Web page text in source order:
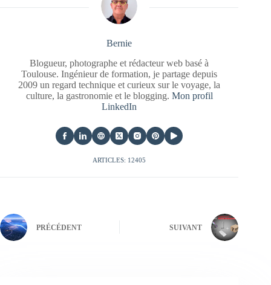
Bernie
Blogueur, photographe et rédacteur web basé à
Toulouse. Ingénieur de formation, je partage depuis
2009 un regard technique et curieux sur le voyage, la
culture, la gastronomie et le blogging. Mon profil
LinkedIn
ARTICLES: 12405
PRÉCÉDENT SUIVANT